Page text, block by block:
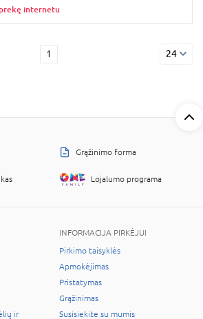
internetu
1 24
Grąžinimo forma
Lojalumo programa
ir
INFORMACIJA PIRKĖJUI
Pirkimo taisyklės
Apmokėjimas
Pristatymas
Grąžinimas
Susisiekite su mumis